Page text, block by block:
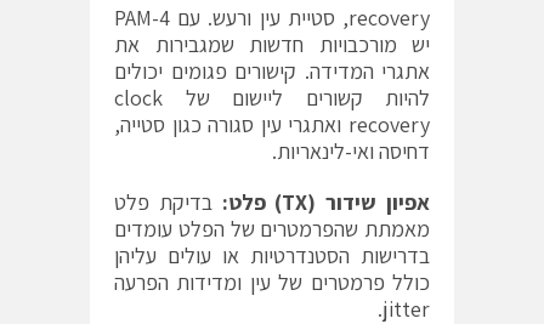
recovery, סטיית עין ורעש. עם PAM-4
יש מורכבויות חדשות שמגבירות את
אתגרי המדידה. קישורים פגומים יכולים
להיות קשורים ליישום של clock
recovery ואתגרי עין סגורה כגון סטייה,
דחיסה ואי-לינאריות.
אפיון שידור (TX) פלט:בדיקת פלט
מאמתת שהפרמטרים של הפלט עומדים
בדרישות הסטנדרטיות או עולים עליהן
כולל פרמטרים של עין ומדידות הפרעה
jitter.